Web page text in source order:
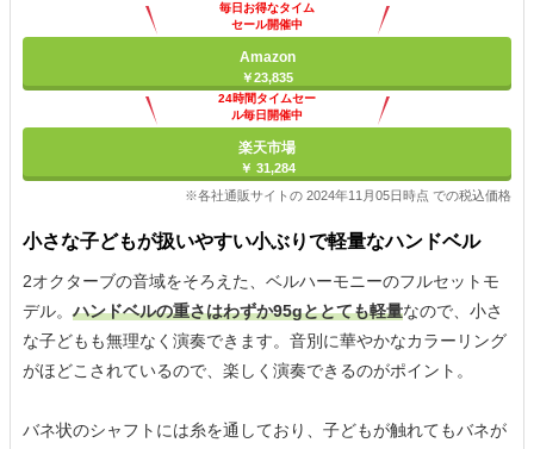
毎日お得なタイム
セール開催中
Amazon
￥23,835
24時間タイムセー
ル毎日開催中
楽天市場
￥ 31,284
※各社通販サイトの 2024年11月05日時点 での税込価格
小さな子どもが扱いやすい小ぶりで軽量なハンドベル
2オクターブの音域をそろえた、ベルハーモニーのフルセットモ
デル。ハンドベルの重さはわずか95gととても軽量なので、小さ
な子どもも無理なく演奏できます。音別に華やかなカラーリング
がほどこされているので、楽しく演奏できるのがポイント。
バネ状のシャフトには糸を通しており、子どもが触れてもバネが